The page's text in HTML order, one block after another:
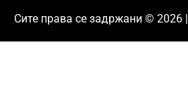
Сите права се задржани © 2026